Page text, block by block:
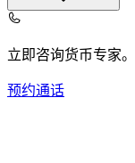
立即咨询货币专家。
预约通话